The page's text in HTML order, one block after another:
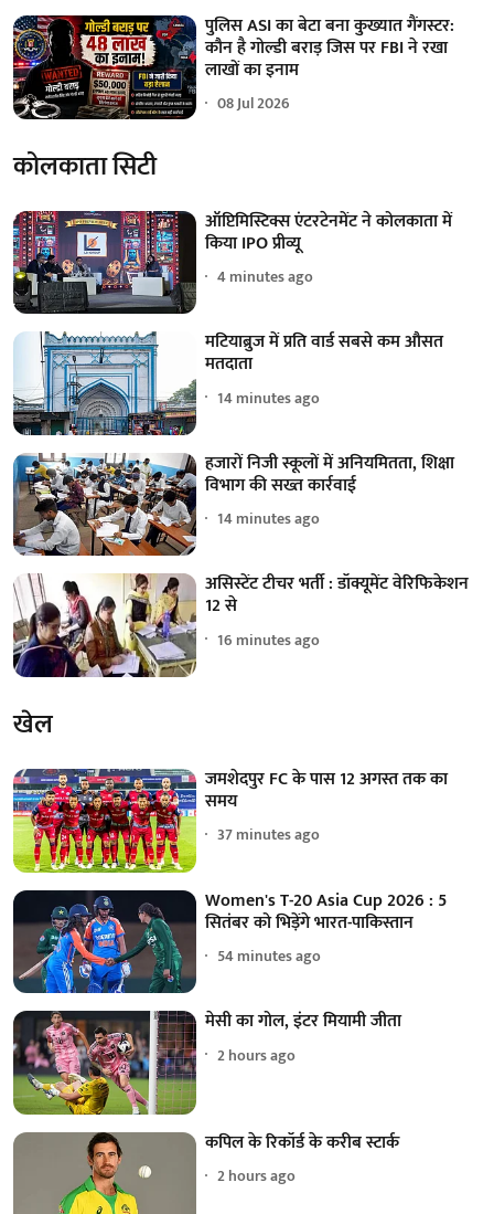
पुलिस ASI का बेटा बना कुख्यात गैंगस्टर:
कौन है गोल्डी बराड़ जिस पर FBI ने रखा
लाखों का इनाम
08 Jul 2026
कोलकाता सिटी
ऑप्टिमिस्टिक्स एंटरटेनमेंट ने कोलकाता में
किया IPO प्रीव्यू
4 minutes ago
मटियाब्रुज में प्रति वार्ड सबसे कम औसत
मतदाता
14 minutes ago
हजारों निजी स्कूलों में अनियमितता, शिक्षा
विभाग की सख्त कार्रवाई
14 minutes ago
असिस्टेंट टीचर भर्ती : डॉक्यूमेंट वेरिफिकेशन
12 से
16 minutes ago
खेल
जमशेदपुर FC के पास 12 अगस्त तक का
समय
37 minutes ago
Women's T-20 Asia Cup 2026 : 5
सितंबर को भिड़ेंगे भारत-पाकिस्तान
54 minutes ago
मेसी का गोल, इंटर मियामी जीता
2 hours ago
कपिल के रिकॉर्ड के करीब स्टार्क
2 hours ago